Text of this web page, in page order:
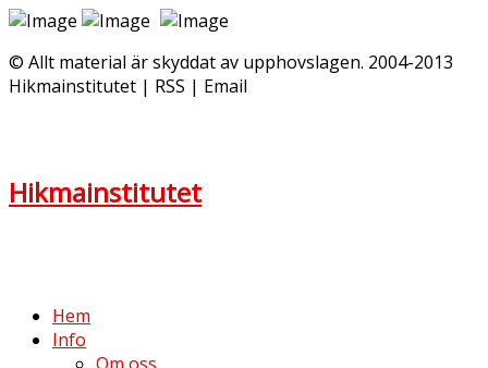
© Allt material är skyddat av upphovslagen. 2004-2013
Hikmainstitutet | RSS | Email
Hikmainstitutet
Hem
Info